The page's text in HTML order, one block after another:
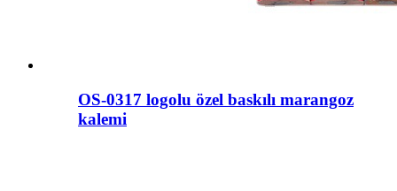
OS-0317 logolu özel baskılı marangoz
kalemi